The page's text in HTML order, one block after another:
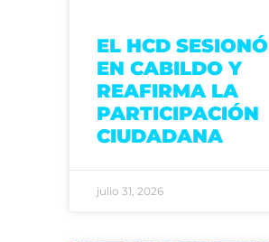
EL HCD SESIONÓ
EN CABILDO Y
REAFIRMA LA
PARTICIPACIÓN
CIUDADANA
julio 31, 2026